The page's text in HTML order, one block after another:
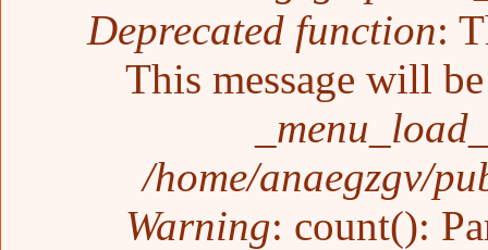
Deprecated function:
This message will
/home/anaegzgv/
Warning: count():